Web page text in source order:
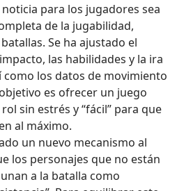
para los jugadores sea
de la jugabilidad,
Se ha ajustado el
las habilidades y la ira
como los datos de movimiento
es ofrecer un juego
sin estrés y “fácil” para que
al máximo.
un nuevo mecanismo al
los personajes que no están
a la batalla como